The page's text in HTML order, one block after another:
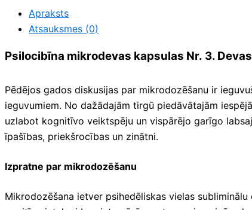
Apraksts
Atsauksmes (0)
Psilocibīna mikrodevas kapsulas Nr. 3.
Pēdējos gados diskusijas par mikrodozēšanu ir
ieguvumiem. No dažādajām tirgū piedāvātajām
uzlabot kognitīvo veiktspēju un vispārējo garīgo
īpašības, priekšrocības un zinātni.
Izpratne par mikrodozēšanu
Mikrodozēšana ietver psihedēliskas vielas